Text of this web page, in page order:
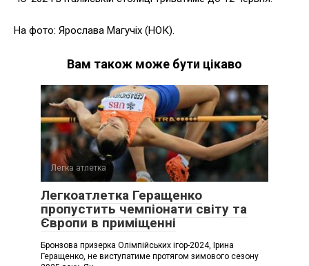
На фото: Ярослава Магучіх (НОК).
Вам також може бути цікаво
Легка атлетка
Легкоатлетка Геращенко
пропустить чемпіонати світу та
Європи в приміщенні
Бронзова призерка Олімпійських ігор-2024, Ірина
Геращенко, не виступатиме протягом зимового сезону